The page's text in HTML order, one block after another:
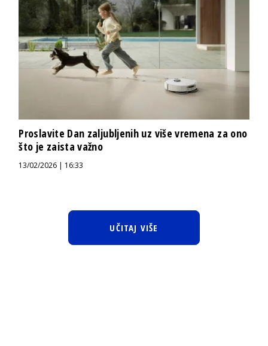
Proslavite Dan zaljubljenih uz više vremena za ono
što je zaista važno
13/02/2026 | 16:33
UČITAJ VIŠE